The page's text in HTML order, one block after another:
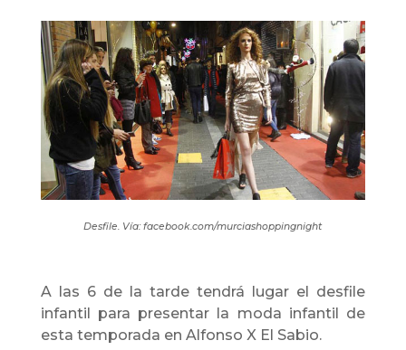
Desfile. Vía: facebook.com/murciashoppingnight
A las 6 de la tarde tendrá lugar el desfile
infantil para presentar la moda infantil de
esta temporada en Alfonso X El Sabio.